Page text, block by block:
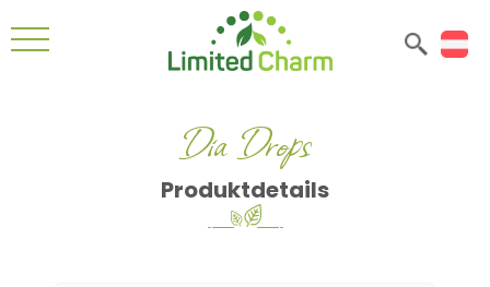
Dia Drops
Produktdetails